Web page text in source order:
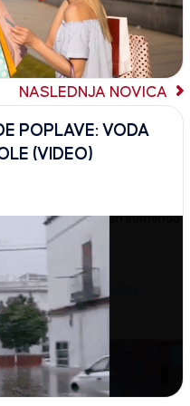
NASLEDNJA NOVICA
POPLAVE: VODA
(VIDEO)